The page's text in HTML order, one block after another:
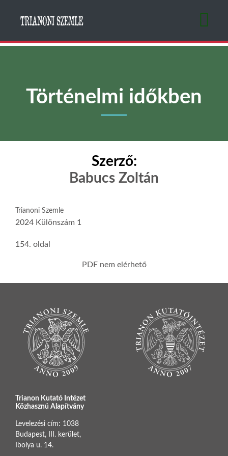
Történelmi időkben
Szerző:
Babucs Zoltán
Trianoni Szemle
2024 Különszám 1
154. oldal
PDF nem elérhető
Trianon Kutató Intézet
Közhasznú Alapítvány
Levelezési cím: 1038
Budapest, III. kerület,
Ibolya u. 14.